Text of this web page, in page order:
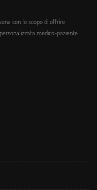
con lo scopo di offrire
medico-paziente.